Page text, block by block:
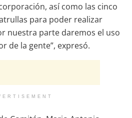
así como las cinco
para poder realizar
nuestra parte daremos el uso
de la gente”, expresó.